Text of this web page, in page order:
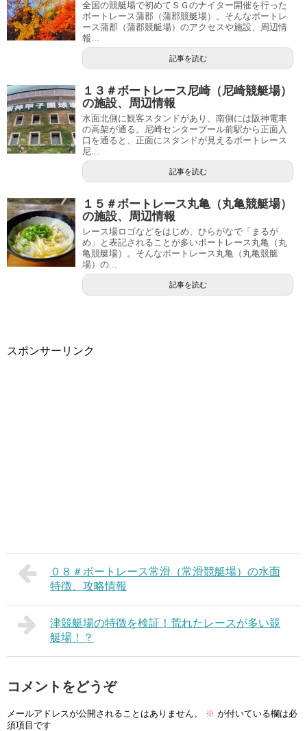
全国の競艇場で初めてＳＧのナイター開催を行った
ボートレース蒲郡（蒲郡競艇場）。そんなボートレ
ース蒲郡（蒲郡競艇場）のアクセスや施設、周辺情
報...
記事を読む
１３＃ボートレース尼崎（尼崎競艇場）
の施設、周辺情報
水面北側に観客スタンドがあり、南側には阪神電車
の高架が通る。尼崎センタープール前駅から正面入
口を通ると、正面にスタンドが見えるボートレース
尼...
記事を読む
１５＃ボートレース丸亀（丸亀競艇場）
の施設、周辺情報
レース場ロゴなどをはじめ、ひらがなで「まるが
め」と表記されることが多いボートレース丸亀（丸
亀競艇場）。そんなボートレース丸亀（丸亀競艇
場）の...
記事を読む
スポンサーリンク
０８＃ボートレース常滑（常滑競艇場）の水面
特徴、攻略情報
津競艇場の特徴を検証！荒れたレースが多い競
艇場！？
コメントをどうぞ
メールアドレスが公開されることはありません。 ※ が付いている欄は必
須項目です